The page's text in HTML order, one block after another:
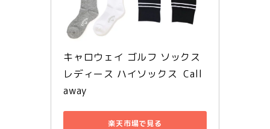
キャロウェイ ゴルフ ソックス
レディース ハイソックス  Call
away
楽天市場で見る